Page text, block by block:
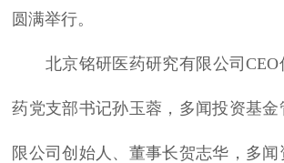
圆满举行。
北京铭研医药研究有限公司CEO
药党支部书记孙玉蓉，多闻投资基
限公司创始人、董事长贺志华，多闻